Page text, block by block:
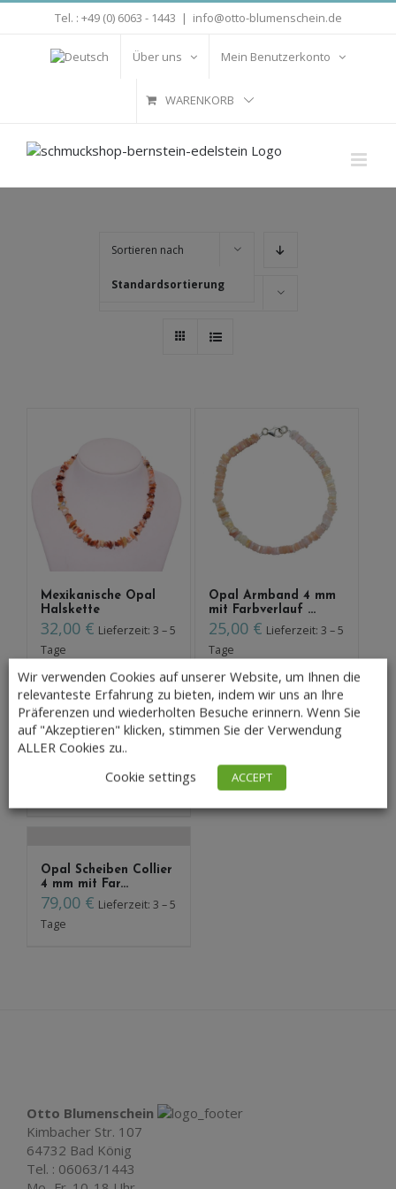
Zum
springen
Tel. : +49 (0) 6063 - 1443 | info@otto-blumenschein.de
Über uns Mein Benutzerkonto
WARENKORB
Sortieren nach
Standardsortierung
Zeige16 Produkte
Mexikanische Opal
Halskette
32,00 € Lieferzeit: 3 – 5
Tage
Opal Armband 4 mm
mit Farbverlauf ...
25,00 € Lieferzeit: 3 – 5
Tage
Opal Armband
Scheiben 4 mm mit
Far...
Lieferzeit: 3 – 5
Opal Halskette 9-10
5 Tage
Opal Scheiben Collier
4 mm mit Far...
79,00 € Lieferzeit: 3 – 5
Tage
Otto Blumenschein
Kimbacher Str. 107
64732 Bad König
Tel. : 06063/1443
Wir verwenden Cookies auf unserer Website, um Ihnen die
relevanteste Erfahrung zu bieten, indem wir uns an Ihre
Präferenzen und wiederholten Besuche erinnern. Wenn Sie
auf "Akzeptieren" klicken, stimmen Sie der Verwendung
ALLER Cookies zu..
Cookie settings
ACCEPT